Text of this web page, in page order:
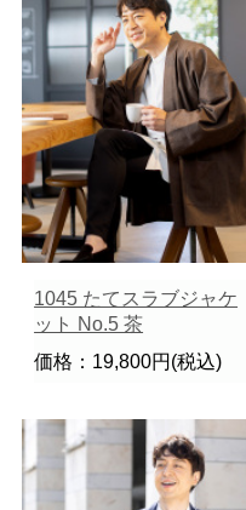
1045 たてスラブジャケ
ット No.5 茶
価格：19,800円(税込)